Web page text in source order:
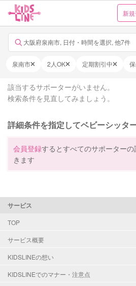
新
大阪府泉南市, 日付・時間を選択, 他7件
泉南市 2人OK 定期割引中
該当するサポーターがいません。
検索条件を見直してみましょう。
詳細条件を指定してベビーシッタ
会員登録するとすべてのサポーター
きます
サービス
TOP
サービス概要
KIDSLINEの想い
KIDSLINEでのマナー・注意点